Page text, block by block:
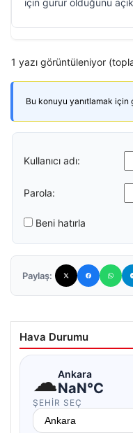
için gurur olduğunu
1 yazı görüntüleniyor
Bu konuyu yanıtlamak için
Kullanıcı adı:
Parola:
Beni hatırla
Paylaş:
Hava Durumu
☁Ankara
NaN°C
ŞEHIR SEÇ